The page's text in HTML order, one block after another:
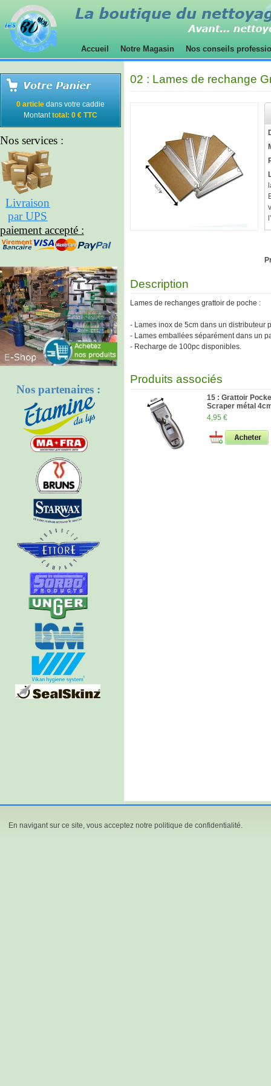
Accueil Notre Magasin Nos conseils
0 article dans votre caddie
Montanttotal: 0 € TTC
Nos services :
Livraison
par UPS
paiement accepté :
Nos partenaires :
02 : Lames de rechange
Description
Lames de rechanges grattoir de poche :
- Lames inox de 5cm dans un distributeur
- Lames emballées séparément dans un
- Recharge de 100pc disponibles.
Produits associés
15 : Grattoir
Scraper métal
4,95 €
En navigant sur ce site, vous acceptez notre politique de confidentialité.